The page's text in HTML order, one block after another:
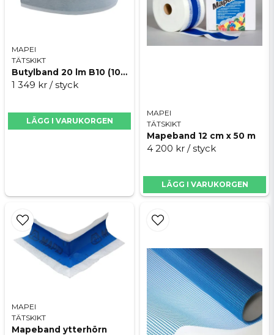
MAPEI
TÄTSKIKT
Butylband 20 lm B10 (10 cm bredd)
1 349 kr / styck
LÄGG I VARUKORGEN
MAPEI
TÄTSKIKT
Mapeband 12 cm x 50 m
4 200 kr / styck
LÄGG I VARUKORGEN
MAPEI
TÄTSKIKT
Mapeband ytterhörn
Ja, ni får publicera min fråga
Skicka fråga